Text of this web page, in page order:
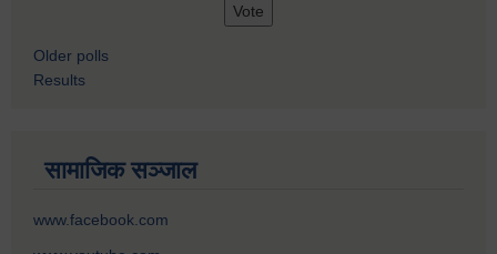
Older polls
Results
सामाजिक सञ्जाल
www.facebook.com